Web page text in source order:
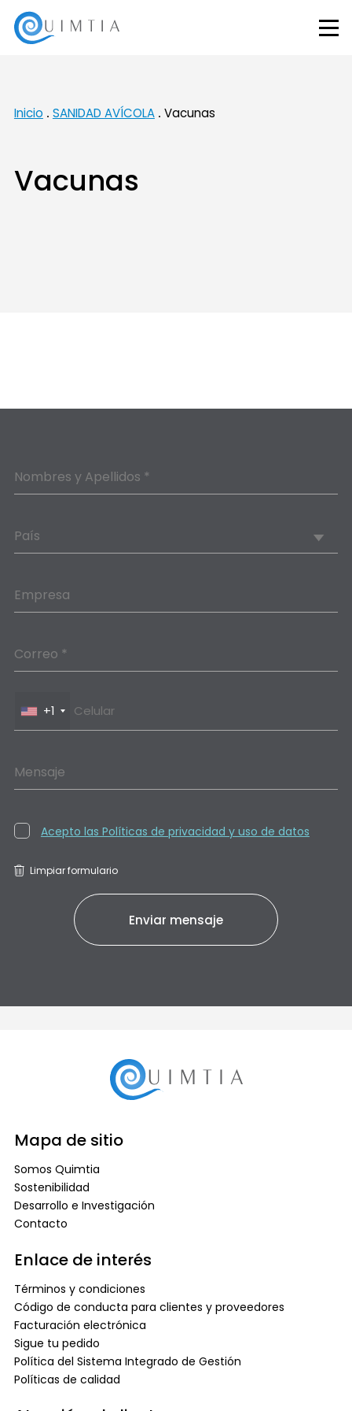
Inicio SANIDAD AVÍCOLA Vacunas
Vacunas
Nombres y Apellidos *
País
Empresa
Correo *
+1
Mensaje
Acepto las Políticas de privacidad y uso de datos
Limpiar formulario
Mapa de sitio
Somos Quimtia
Sostenibilidad
Desarrollo e Investigación
Contacto
Enlace de interés
Términos y condiciones
Código de conducta para clientes y proveedores
Facturación electrónica
Sigue tu pedido
Política del Sistema Integrado de Gestión
Políticas de calidad